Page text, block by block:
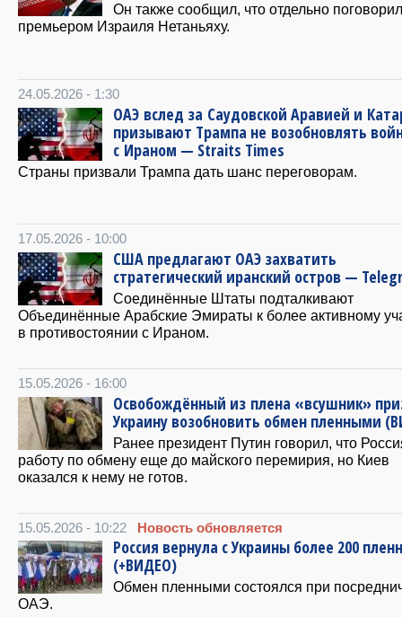
Он также сообщил, что отдельно
премьером Израиля Нетаньяху.
24.05.2026 - 1:30
ОАЭ вслед за Саудовской Аравией и
призывают Трампа не возобновлять
с Ираном — Straits Times
Страны призвали Трампа дать шанс переговорам.
17.05.2026 - 10:00
США предлагают ОАЭ захватить
стратегический иранский остров —
Соединённые Штаты подталкивают
Объединённые Арабские Эмираты к более активному
в противостоянии с Ираном.
15.05.2026 - 16:00
Освобождённый из плена «всушник»
Украину возобновить обмен пленными
Ранее президент Путин говорил, что
работу по обмену еще до майского перемирия, но Киев
оказался к нему не готов.
15.05.2026 - 10:22 Новость обновляется
Россия вернула с Украины более 200
(+ВИДЕО)
Обмен пленными состоялся при
ОАЭ.